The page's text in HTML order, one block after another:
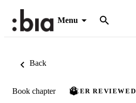
Menu
Back
Book chapter PEER REVIEWED